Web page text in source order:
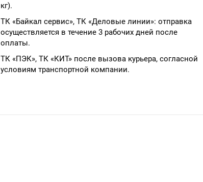
кг).
ТК «Байкал сервис», ТК «Деловые линии»: отправка
осуществляется в течение 3 рабочих дней после
оплаты.
ТК «ПЭК», ТК «КИТ» после вызова курьера, согласной
условиям транспортной компании.